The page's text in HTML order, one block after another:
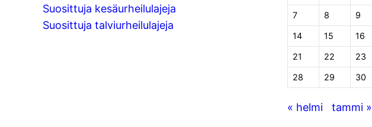
Suosittuja kesäurheilulajeja
Suosittuja talviurheilulajeja
7 8 9
14 15 16
21 22 23
28 29 30
« helmi tammi »